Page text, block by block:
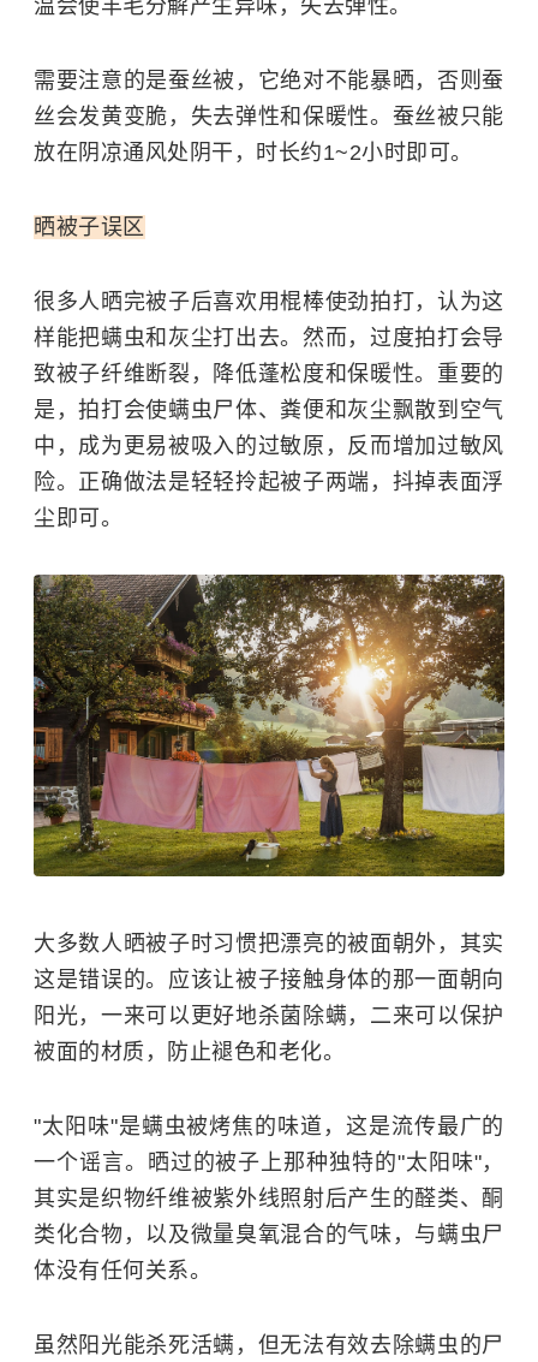
温会使羊毛分解产生异味，失去弹性。
需要注意的是蚕丝被，它绝对不能暴晒，否则蚕
丝会发黄变脆，失去弹性和保暖性。蚕丝被只能
放在阴凉通风处阴干，时长约1~2小时即可。
晒被子误区
很多人晒完被子后喜欢用棍棒使劲拍打，认为这
样能把螨虫和灰尘打出去。然而，过度拍打会导
致被子纤维断裂，降低蓬松度和保暖性。重要的
是，拍打会使螨虫尸体、粪便和灰尘飘散到空气
中，成为更易被吸入的过敏原，反而增加过敏风
险。正确做法是轻轻拎起被子两端，抖掉表面浮
尘即可。
大多数人晒被子时习惯把漂亮的被面朝外，其实
这是错误的。应该让被子接触身体的那一面朝向
阳光，一来可以更好地杀菌除螨，二来可以保护
被面的材质，防止褪色和老化。
"太阳味"是螨虫被烤焦的味道，这是流传最广的
一个谣言。晒过的被子上那种独特的"太阳味"，
其实是织物纤维被紫外线照射后产生的醛类、酮
类化合物，以及微量臭氧混合的气味，与螨虫尸
体没有任何关系。
虽然阳光能杀死活螨，但无法有效去除螨虫的尸